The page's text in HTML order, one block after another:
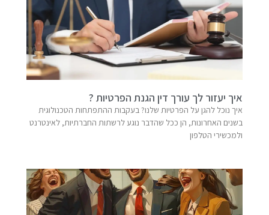
איך יעזור לך עורך דין הגנת הפרטיות ?
איך נוכל להגן על הפרטיות שלנו? בעקבות ההתפתחות הטכנולוגית
בשנים האחרונות, הן ככל שהדבר נוגע לרשתות החברתיות, לאינטרנט
ולמכשירי הטלפון